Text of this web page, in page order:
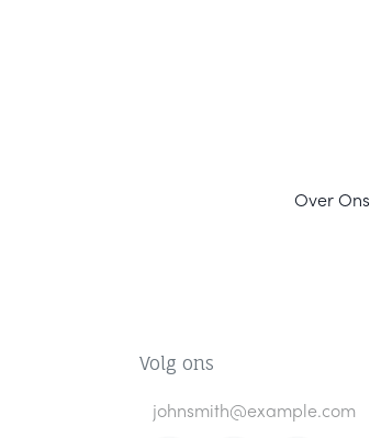
Volg ons
Over Ons